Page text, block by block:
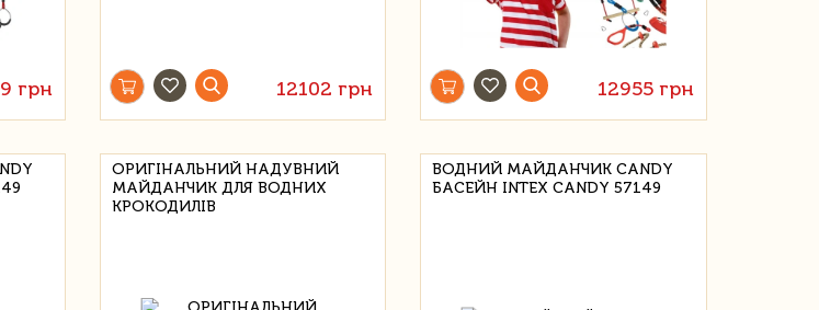
грн 12102 грн 12955 грн
ОРИГІНАЛЬНИЙ НАДУВНИЙ
МАЙДАНЧИК ДЛЯ ВОДНИХ
КРОКОДИЛІВ
ВОДНИЙ МАЙДАНЧИК CANDY
БАСЕЙН INTEX CANDY 57149